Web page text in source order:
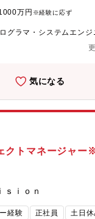
ーや受託といった外部か
して、自社ビジネスの根
プリケーション開発・ス
サービスを利用したイ
例】下記はプロジェクト
開発【例】大手旅行会社
基本設計、詳細設計
言語:Vue.js(Nuxt.js)、
：住空間向けIoTプラッ
アプリ開発※Androidや
きます！
万円 ※経験に応ず
グラマ・システムエンジ
気になる
クトマネージャ
ｓｉｏｎ
経験 正社員 土日休